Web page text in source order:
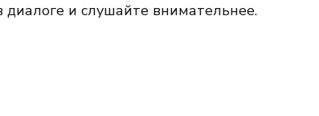
и слушайте внимательнее.